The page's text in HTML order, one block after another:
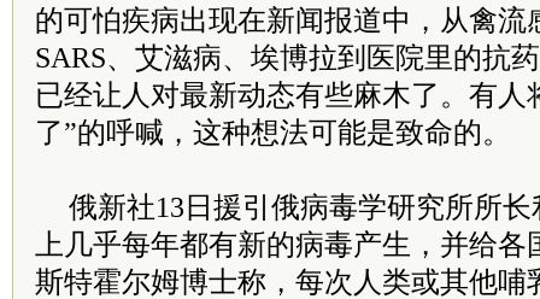
的可怕疾病出现在新闻报道中，从禽流
SARS、艾滋病、埃博拉到医院里的抗
已经让人对最新动态有些麻木了。有人
了”的呼喊，这种想法可能是致命的。
俄新社13日援引俄病毒学研究所所
上几乎每年都有新的病毒产生，并给
斯特霍尔姆博士称，每次人类或其他哺